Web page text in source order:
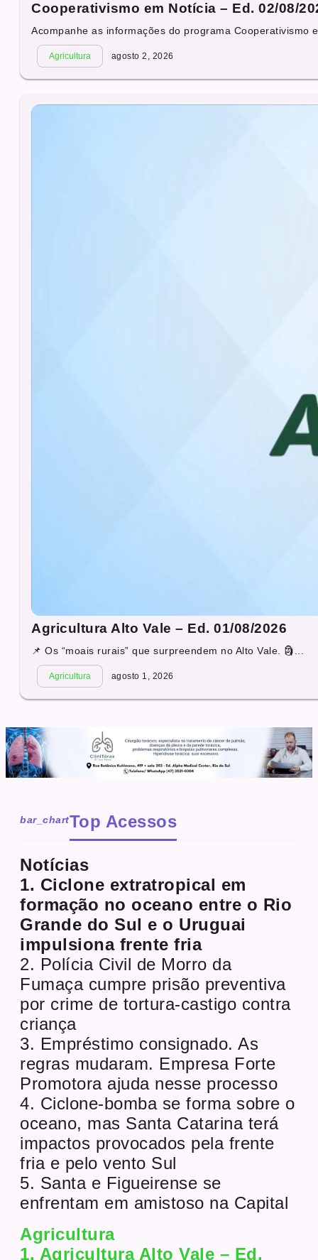
Cooperativismo em Notícia – Ed. 02/08/
Acompanhe as informações do programa Cooperativismo
Agricultura agosto 2, 2026
Agricultura Alto Vale – Ed. 01/08/2026
📌 Os “moais rurais” que surpreendem no Alto Vale. 🗿...
Agricultura agosto 1, 2026
bar_chartTop Acessos
Notícias
1. Ciclone extratropical em
formação no oceano entre o Rio
Grande do Sul e o Uruguai
impulsiona frente fria
2. Polícia Civil de Morro da
Fumaça cumpre prisão preventiva
por crime de tortura-castigo contra
criança
3. Empréstimo consignado. As
regras mudaram. Empresa Forte
Promotora ajuda nesse processo
4. Ciclone-bomba se forma sobre o
oceano, mas Santa Catarina terá
impactos provocados pela frente
fria e pelo vento Sul
5. Santa e Figueirense se
enfrentam em amistoso na Capital
Agricultura
1. Agricultura Alto Vale – Ed.